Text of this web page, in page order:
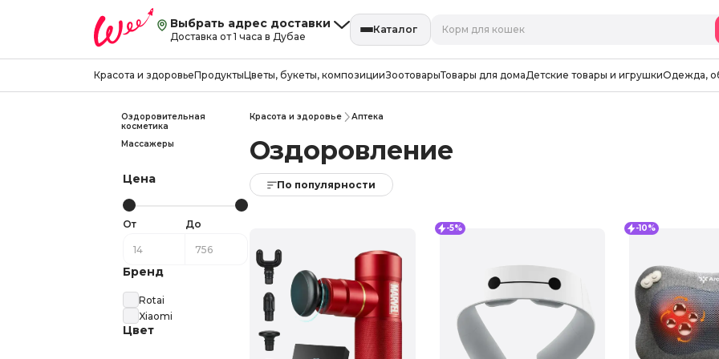
Выбрать адрес доставки
Доставка от 1 часа в Дубае
Каталог
Красота и здоровьеПродуктыЦветы, букеты, композицииЗоотоварыТовары для домаДетские товары и игрушкиОдежда,
Красота и здоровье Аптека
Оздоровление
По популярности
-5% -10%
Оздоровительная
косметика
Массажеры
Цена
От До
Бренд
Rotai
Xiaomi
Цвет